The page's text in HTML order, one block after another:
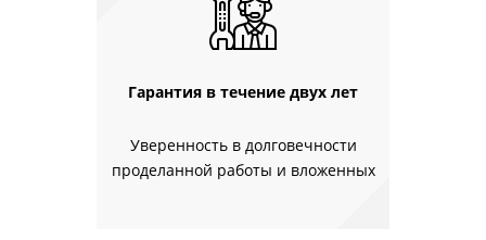
Гарантия в течение двух лет
Уверенность в долговечности
проделанной работы и вложенных